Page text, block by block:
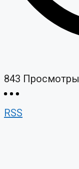
843 Просмотры
RSS